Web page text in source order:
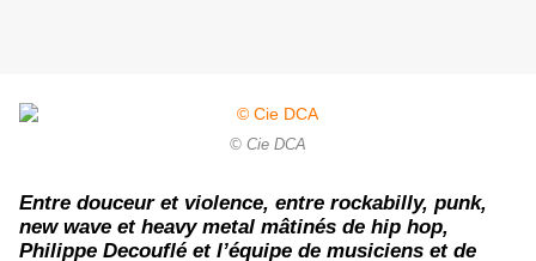
© Cie DCA
Entre douceur et violence, entre rockabilly, punk,
new wave et heavy metal mâtinés de hip hop,
Philippe Decouflé et l’équipe de musiciens et de